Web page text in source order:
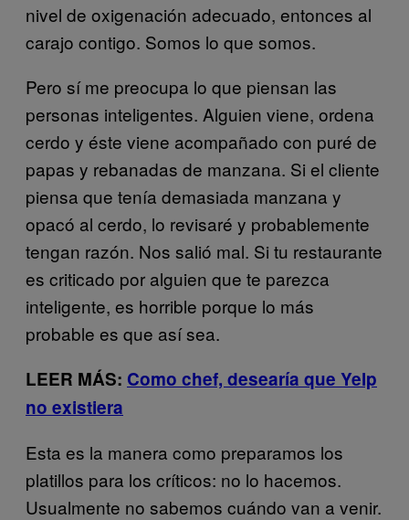
nivel de oxigenación adecuado, entonces al
carajo contigo. Somos lo que somos.
Pero sí me preocupa lo que piensan las
personas inteligentes. Alguien viene, ordena
cerdo y éste viene acompañado con puré de
papas y rebanadas de manzana. Si el cliente
piensa que tenía demasiada manzana y
opacó al cerdo, lo revisaré y probablemente
tengan razón. Nos salió mal. Si tu restaurante
es criticado por alguien que te parezca
inteligente, es horrible porque lo más
probable es que así sea.
LEER MÁS: Como chef, desearía que Yelp
no existiera
Esta es la manera como preparamos los
platillos para los críticos: no lo hacemos.
Usualmente no sabemos cuándo van a venir.